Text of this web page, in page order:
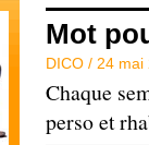
Mot
DICO / 24 mai
Chaque
perso et